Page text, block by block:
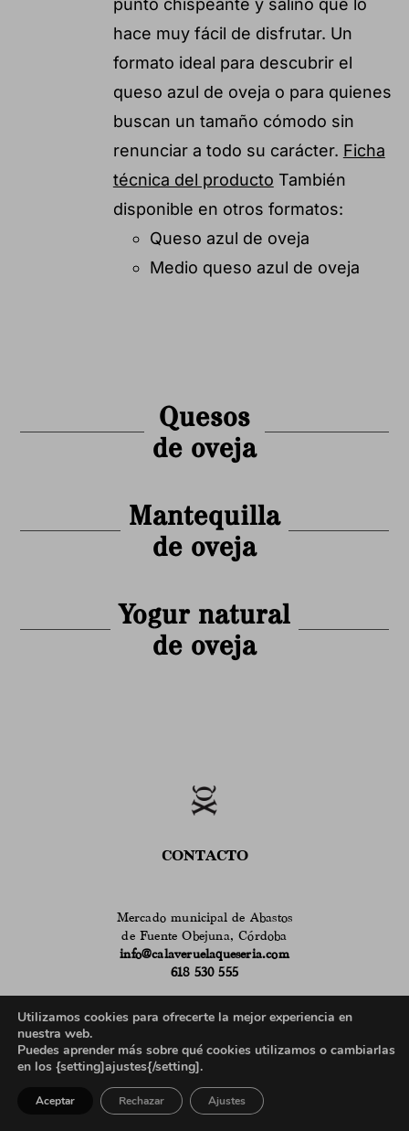
hace muy fácil de disfrutar. Un
formato ideal para descubrir el
queso azul de oveja o para quienes
buscan un tamaño cómodo sin
renunciar a todo su carácter. Ficha
técnica del producto También
disponible en otros formatos:
Queso azul de oveja
Medio queso azul de oveja
Quesos
de oveja
Mantequilla
de oveja
Yogur natural
de oveja
CONTACTO
Mercado municipal de Abastos
de Fuente Obejuna, Córdoba
info@calaveruelaqueseria.com
618 530 555
9 a 14h de martes a sábado
en verano
de 9 a 14h de lunes a sábado
635 962 100
Horario de atención telefónica para profesionales:
9 a 13h de lunes a viernes
Utilizamos cookies para ofrecerte la mejor experiencia en
nuestra web.
Puedes aprender más sobre qué cookies utilizamos o cambiarlas
en los {setting]ajustes{/setting].
Aceptar Rechazar Ajustes